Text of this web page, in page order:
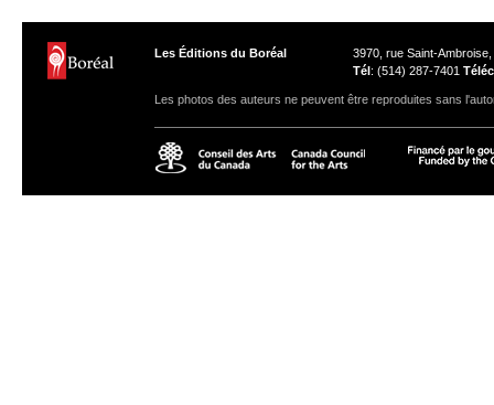
Les Éditions du Boréal
3970, rue Saint-
Tél: (514) 287-7401 Téléc
Les photos des auteurs ne peuvent être reproduites sans